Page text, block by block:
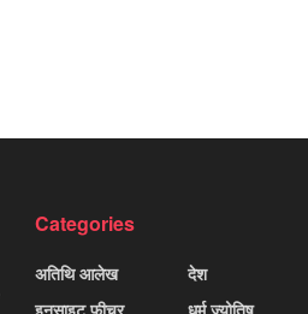
Categories
अतिथि आलेख
इनसाइट फीचर
देश
धर्म ज्योतिष